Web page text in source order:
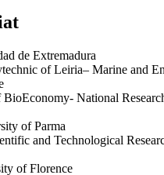
de Extremadura
of Leiria– Marine and
National
of Parma
and Technological
of Florence